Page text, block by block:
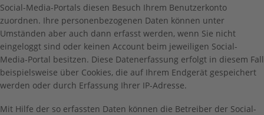
Social-Media-Portals diesen Besuch Ihrem Benutzerkonto
zuordnen. Ihre personenbezogenen Daten können unter
Umständen aber auch dann erfasst werden, wenn Sie nicht
eingeloggt sind oder keinen Account beim jeweiligen Social-
Media-Portal besitzen. Diese Datenerfassung erfolgt in diesem Fall
beispielsweise über Cookies, die auf Ihrem Endgerät gespeichert
werden oder durch Erfassung Ihrer IP-Adresse.
Mit Hilfe der so erfassten Daten können die Betreiber der Social-